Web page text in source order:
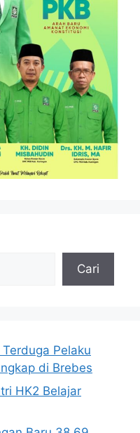
Cari
Pelaku
di Brebes
HK2 Belajar